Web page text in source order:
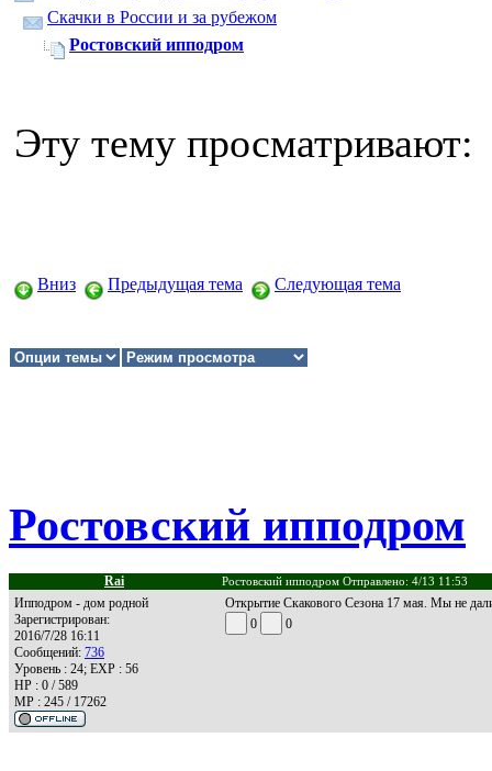
Скачки в России и за рубежом
Ростовский ипподром
Эту тему
Вниз Предыдущая тема Следующая тема
Ростовский ипподром
Rai Ростовский ипподром Отправлено: 4/13 11:53
Ипподром - дом родной
Зарегистрирован:
2016/7/28 16:11
Сообщений: 736
Уровень : 24; EXP : 56
HP : 0 / 589
MP : 245 / 17262
Открытие Скакового Сезона 17 мая. Мы не
0
0